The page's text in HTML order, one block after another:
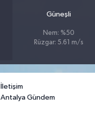
Güneşli
Nem: %50
Rüzgar: 5.61 m/s
İletişim
Antalya Gündem